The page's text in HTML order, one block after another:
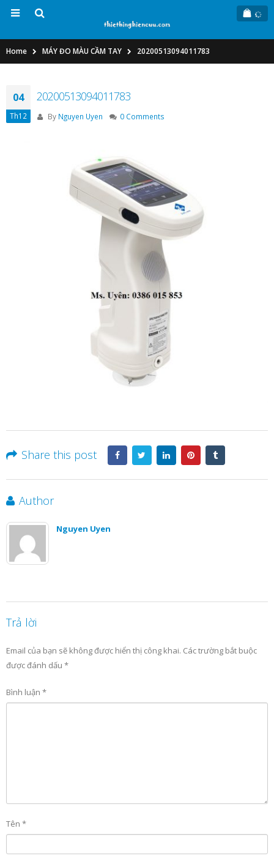
Home MÁY ĐO MÀU CẦM TAY 20200513094011783
04
Th12
20200513094011783
By Nguyen Uyen 0 Comments
Share this post
Author
Nguyen Uyen
Trả lời
Email của bạn sẽ không được hiển thị công khai. Các trường bắt buộc
được đánh dấu *
Bình luận *
Tên *